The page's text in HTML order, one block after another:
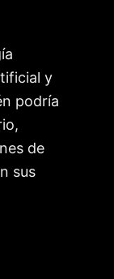
y
podría
de
sus